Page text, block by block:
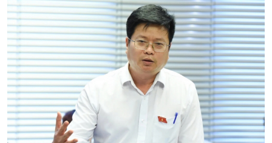
Chính trị
Tin Chính trị
Chính phủ với người dân
Tin thế giới
Vấn đề quốc tế